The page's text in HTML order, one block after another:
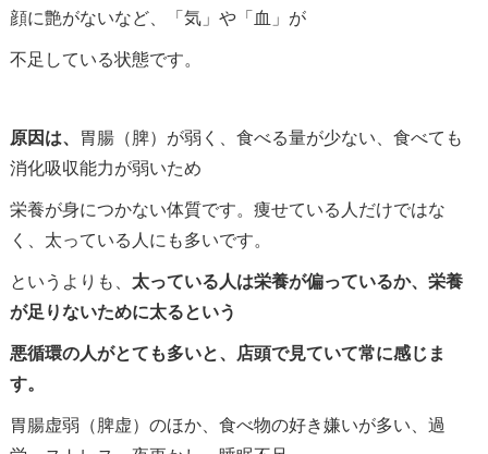
顔に艶がないなど、「気」や「血」が
不足している状態です。
原因は、 胃腸（脾）が弱く、食べる量が少ない、食べても
消化吸収能力が弱いため
栄養が身につかない体質です。痩せている人だけではな
く、太っている人にも多いです。
というよりも、 太っている人は栄養が偏っているか、栄養
が足りないために太るという
悪循環の人がとても多いと、店頭で見ていて常に感じま
す。
胃腸虚弱（脾虚）のほか、食べ物の好き嫌いが多い、過